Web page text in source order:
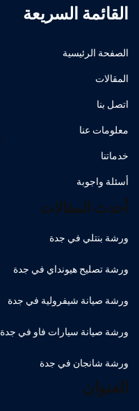
القائمة السريعة
الصفحة الرئيسية
المقالات
اتصل بنا
معلومات عنا
خدماتنا
أسئلة واجوبة
أحدث المقالات
ورشة بنتلي في جدة
ورشة تصليح هيونداي في جدة
ورشة صيانة شيفرولية في جدة
ورشة صيانة سيارات فاو في جدة
ورشة شانجان في جدة
العنوان